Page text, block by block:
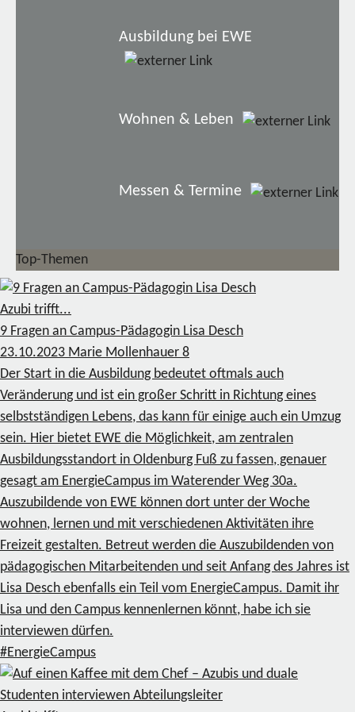
Ausbildung bei EWE
Wohnen & Leben
Messen & Termine
Top-Themen
Azubi trifft...
9 Fragen an Campus-Pädagogin Lisa Desch
23.10.2023 Marie Mollenhauer 8
Der Start in die Ausbildung bedeutet oftmals auch
Veränderung und ist ein großer Schritt in Richtung eines
selbstständigen Lebens, das kann für einige auch ein Umzug
sein. Hier bietet EWE die Möglichkeit, am zentralen
Ausbildungsstandort in Oldenburg Fuß zu fassen, genauer
gesagt am EnergieCampus im Waterender Weg 30a.
Auszubildende von EWE können dort unter der Woche
wohnen, lernen und mit verschiedenen Aktivitäten ihre
Freizeit gestalten. Betreut werden die Auszubildenden von
pädagogischen Mitarbeitenden und seit Anfang des Jahres ist
Lisa Desch ebenfalls ein Teil vom EnergieCampus. Damit ihr
Lisa und den Campus kennenlernen könnt, habe ich sie
interviewen dürfen.
#EnergieCampus